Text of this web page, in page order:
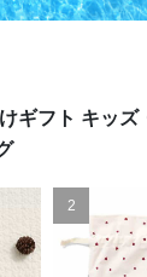
ギフト キッズ
2